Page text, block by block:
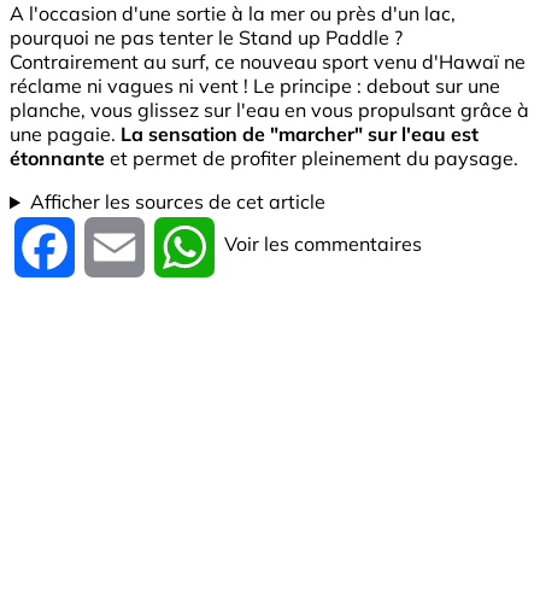
A l'occasion d'une sortie à la mer ou près d'un lac,
pourquoi ne pas tenter le Stand up Paddle ?
Contrairement au surf, ce nouveau sport venu d'Hawaï ne
réclame ni vagues ni vent ! Le principe : debout sur une
planche, vous glissez sur l'eau en vous propulsant grâce à
une pagaie. La sensation de "marcher" sur l'eau est
étonnante et permet de profiter pleinement du paysage.
Afficher les sources de cet article
Facebook Email WhatsApp
Voir les commentaires